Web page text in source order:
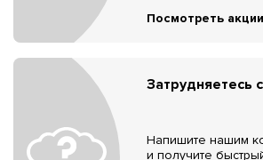
Посмотреть акции
Затрудняетесь
Напишите нашим
и получите